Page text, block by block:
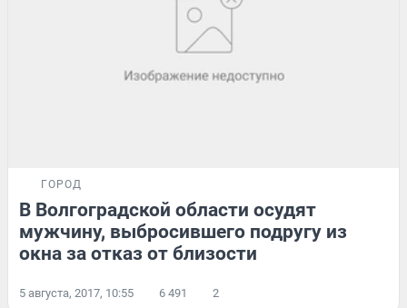
ГОРОД
В Волгоградской области осудят
мужчину, выбросившего подругу из
окна за отказ от близости
5 августа, 2017, 10:55 6 491 2